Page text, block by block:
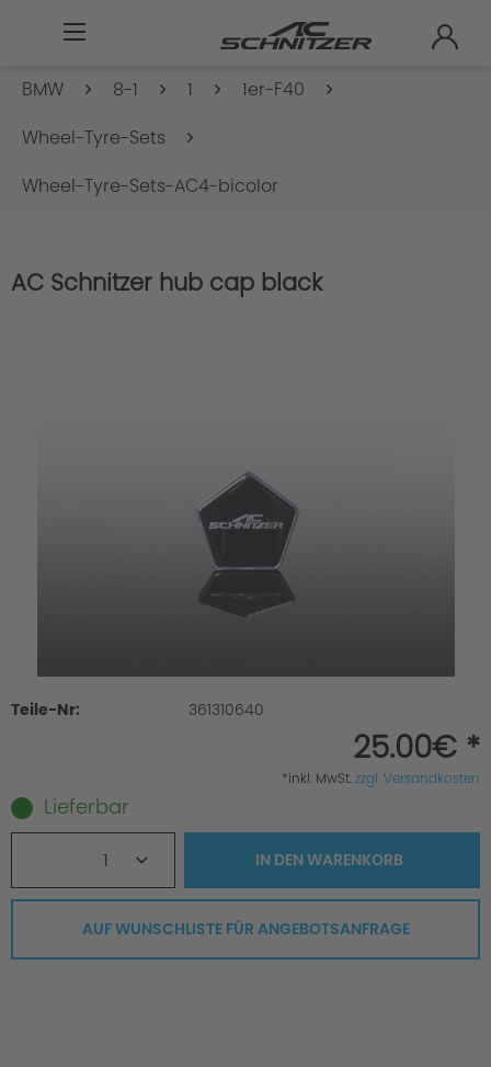
BMW 8-1 1
1er-F40
Wheel-Tyre-Sets
Wheel-Tyre-Sets-AC4-bicolor
AC Schnitzer hub cap black
Teile-Nr: 361310640
25.00€ *
*inkl. MwSt.zzgl. Versandkosten
Lieferbar
1 IN DENWARENKORB
AUF WUNSCHLISTE FÜR ANGEBOTSANFRAGE